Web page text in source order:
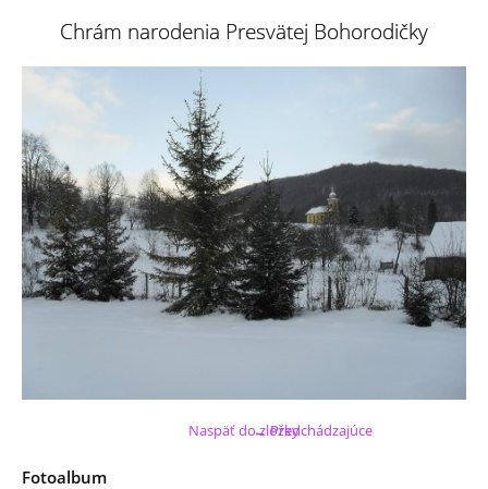
Chrám narodenia Presvätej Bohorodičky
← Predchádzajúce
Naspäť do zložky
Fotoalbum